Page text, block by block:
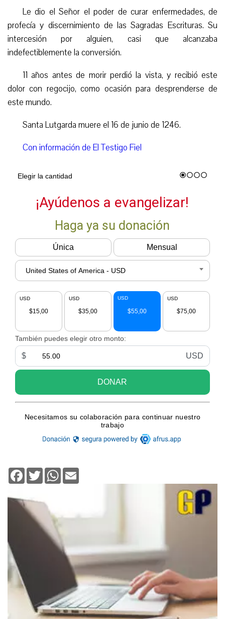
Le dio el Señor el poder de curar enfermedades, de
profecía y discernimiento de las Sagradas Escrituras. Su
intercesión por alguien, casi que alcanzaba
indefectiblemente la conversión.
11 años antes de morir perdió la vista, y recibió este
dolor con regocijo, como ocasión para desprenderse de
este mundo.
Santa Lutgarda muere el 16 de junio de 1246.
Con información de El Testigo Fiel
Facebook
TwitterWhatsApp